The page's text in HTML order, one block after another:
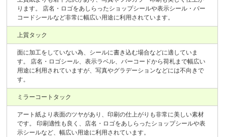
ります。 店名・ロゴをあしらったショップシールや表示シール・バー
コードシールなど非常に幅広い用途に利用されています。
上質タック
面に加工をしていない為、シールに書き込む場合などに適していま
す。 店名・ロゴシール、表示ラベル、バーコードから荷札まで幅広い
用途に利用されていますが、写真やグラデーションなどには不向きで
す。
ミラーコートタック
アート紙より表面のツヤがあり、印刷の仕上がりも非常に美しい素材
です。 印刷適性も良く、店名・ロゴをあしらったショップシールや表
示シールなど、幅広い用途に利用されています。